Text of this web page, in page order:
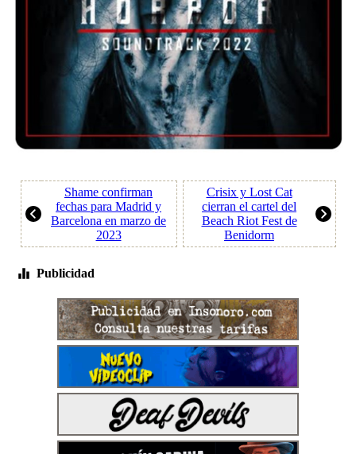
Shame confirman
fechas para Madrid y
Barcelona en marzo de
2023
Crisix y Lost Cat
cierran el cartel del
Beach Riot Fest de
Benidorm
Publicidad